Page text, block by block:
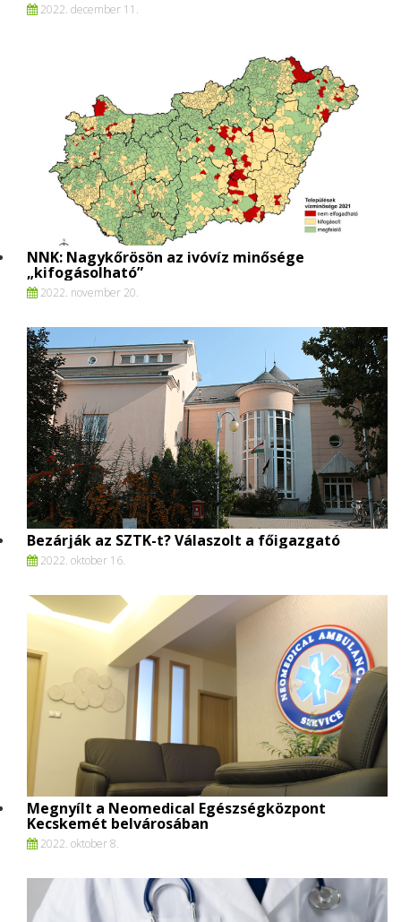
2022. december 11.
NNK: Nagykőrösön az ivóvíz minősége
„kifogásolható”
2022. november 20.
Bezárják az SZTK-t? Válaszolt a főigazgató
2022. oktober 16.
Megnyílt a Neomedical Egészségközpont
Kecskemét belvárosában
2022. oktober 8.